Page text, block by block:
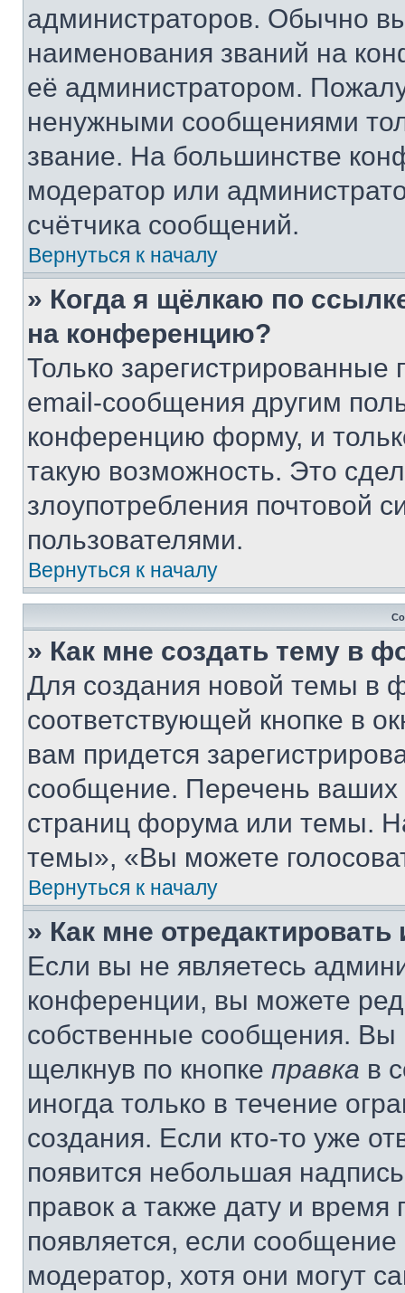
администраторов. Обычно
наименования званий на
её администратором.
ненужными сообщениями
звание. На большинстве
модератор или
счётчика сообщений.
Вернуться к началу
» Когда я щёлкаю по
на конференцию?
Только зарегистрированные
email-сообщения другим
конференцию форму, и
такую возможность. Это
злоупотребления почтовой
пользователями.
Вернуться к началу
» Как мне создать тему в
Для создания новой темы в
соответствующей кнопке в
вам придется
сообщение. Перечень ваших
страниц форума или темы.
темы», «Вы можете
Вернуться к началу
» Как мне
Если вы не являетесь
конференции, вы можете
собственные сообщения. Вы
щелкнув по кнопке правка в
иногда только в течение
создания. Если кто-то уже
появится небольшая
правок а также дату и
появляется, если
модератор, хотя они могут